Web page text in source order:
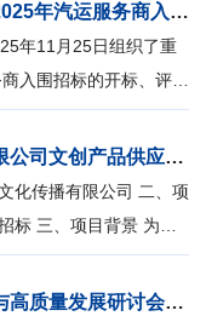
重庆大学出版社有限公司2025年汽运服务商入围招标入围单位结果公告
年11月25日组织了重
入围招标的开标、评标
序，入围...
重庆重大思群文化传播有限公司文创产品供应商入围招标公告
化传播有限公司 二、项
标 三、项目背景 为丰
特色...
大学出版社“十五五”规划与高质量发展研讨会在渝举办